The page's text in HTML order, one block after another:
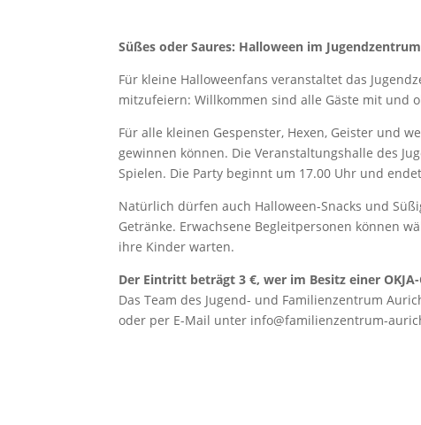
Süßes oder Saures: Halloween im
Für kleine Halloweenfans veranstaltet das
mitzufeiern: Willkommen sind alle Gäste mit und
Für alle kleinen Gespenster, Hexen, Geister und
gewinnen können. Die Veranstaltungshalle des
Spielen. Die Party beginnt um 17.00 Uhr und
Natürlich dürfen auch Halloween-Snacks und
Getränke. Erwachsene Begleitpersonen können
ihre Kinder warten.
Der Eintritt beträgt 3 €, wer im Besitz einer
Das Team des Jugend- und Familienzentrum
oder per E-Mail unter info@familienzentrum-